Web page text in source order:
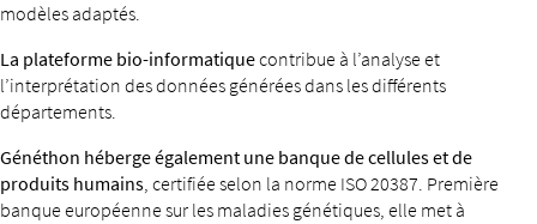
modèles adaptés.
La plateforme bio-informatiquecontribue à l’analyse et
l’interprétation des données générées dans les différents
départements.
Généthon héberge également une banque de cellules et de
produits humains, certifiée selon la norme ISO 20387. Première
banque européenne sur les maladies génétiques, elle met à